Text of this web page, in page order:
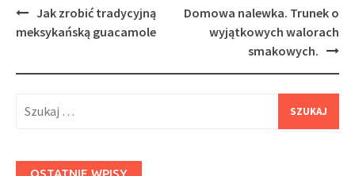
Post
navigation
Jak zrobić tradycyjną
meksykańską guacamole
Domowa nalewka. Trunek o
wyjątkowych walorach
smakowych.
OSTATNIE WPISY